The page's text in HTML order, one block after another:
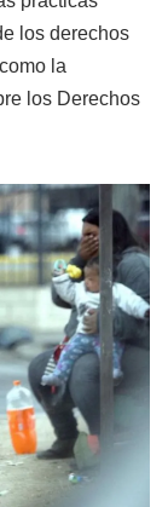
los derechos
la
los Derechos